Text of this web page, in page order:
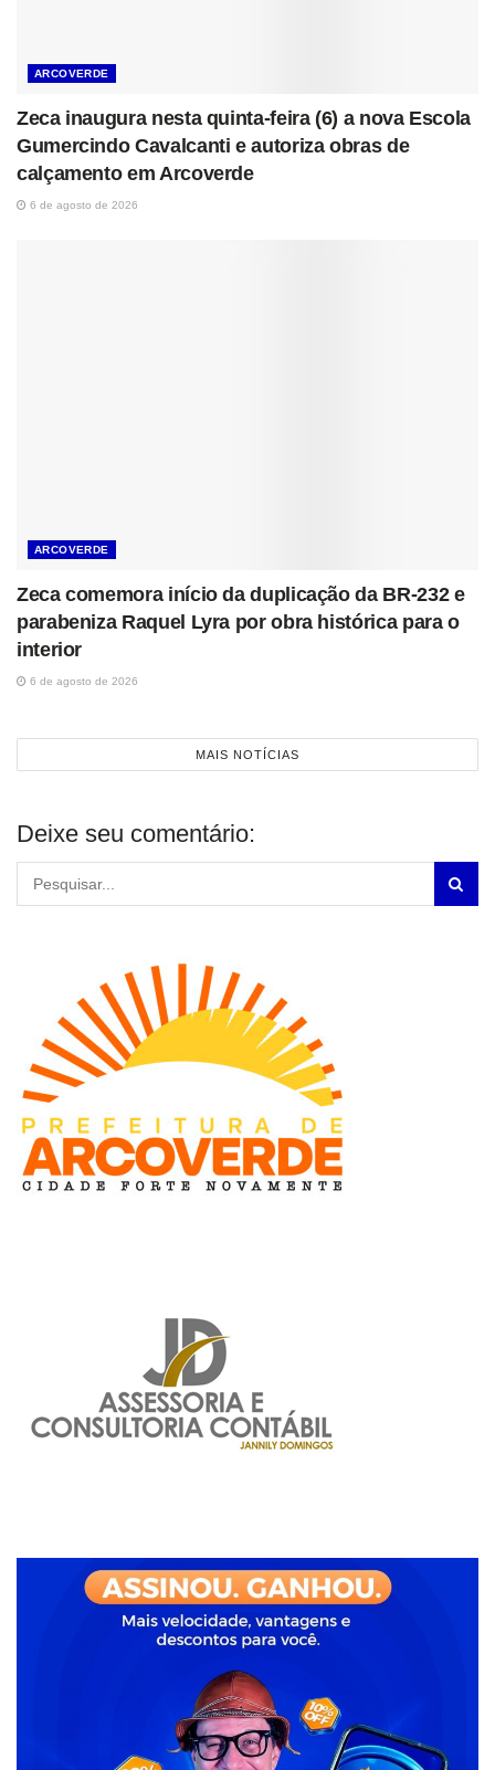
ARCOVERDE
Zeca inaugura nesta quinta-feira (6) a nova Escola
Gumercindo Cavalcanti e autoriza obras de
calçamento em Arcoverde
6 de agosto de 2026
ARCOVERDE
Zeca comemora início da duplicação da BR-232 e
parabeniza Raquel Lyra por obra histórica para o
interior
6 de agosto de 2026
MAIS NOTÍCIAS
Deixe seu comentário: